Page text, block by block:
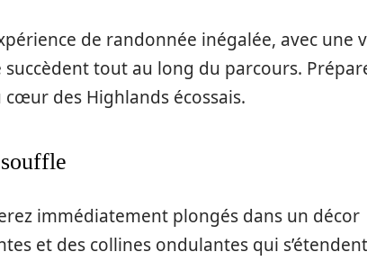
de randonnée inégalée, avec une
tout au long du parcours.
des Highlands écossais.
immédiatement plongés dans un décor
et des collines ondulantes qui